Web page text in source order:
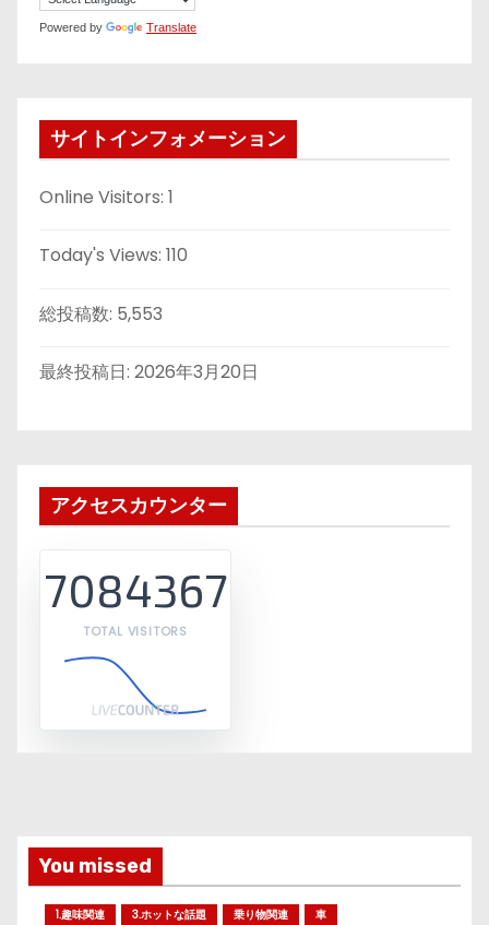
Powered by Translate
サイトインフォメーション
Online Visitors: 1
Today's Views: 110
総投稿数: 5,553
最終投稿日: 2026年3月20日
アクセスカウンター
7084367
TOTAL VISITORS
You missed
1.趣味関連 3.ホットな話題 乗り物関連 車